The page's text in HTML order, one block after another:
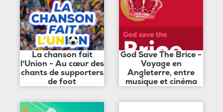
La chanson fait
l'Union - Au cœur des
chants de supporters
de foot
God Save The Brice -
Voyage en
Angleterre, entre
musique et cinéma